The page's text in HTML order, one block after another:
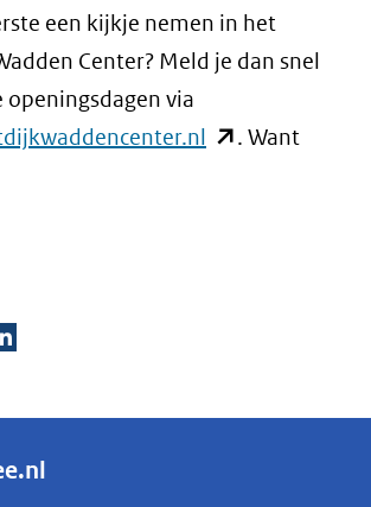
een kijkje nemen in het
Center? Meld je dan snel
openingsdagen via
(opent
. Want